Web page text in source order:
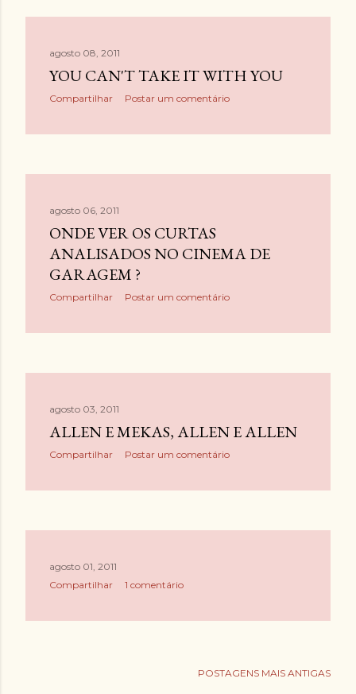
agosto 08, 2011
YOU CAN'T TAKE IT WITH YOU
Compartilhar Postar um comentário
agosto 06, 2011
ONDE VER OS CURTAS
ANALISADOS NO CINEMA DE
GARAGEM ?
Compartilhar Postar um comentário
agosto 03, 2011
ALLEN E MEKAS, ALLEN E ALLEN
Compartilhar Postar um comentário
agosto 01, 2011
Compartilhar
1 comentário
POSTAGENS MAIS ANTIGAS